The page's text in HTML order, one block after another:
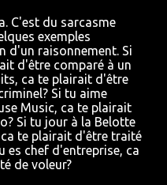
C'est du sarcasme
exemples
d'un raisonnement. Si
d'être comparé à un
ca te plairait d'être
Si tu aime
Music, ca te plairait
Si tu jour à la Belotte
te plairait d'être traité
es chef d'entreprise, ca
de voleur?